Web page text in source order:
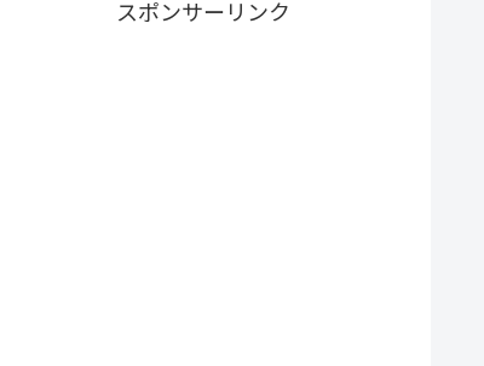
スポンサーリンク